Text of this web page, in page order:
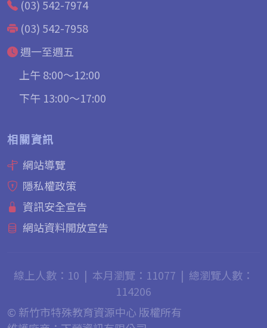
(03) 542-7974
(03) 542-7958
週一至週五
上午 8:00～12:00
下午 13:00～17:00
相關資訊
網站導覽
隱私權政策
資訊安全宣告
網站資料開放宣告
線上人數：10 | 本月瀏覽：11077 | 總瀏覽人數：
114206
© 新竹市特殊教育資源中心 版權所有